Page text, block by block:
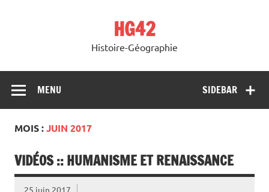
HG42
Histoire-Géographie
SIDEBAR
MENU
MOIS :JUIN 2017
VIDÉOS :: HUMANISME ET RENAISSANCE
25 juin 2017